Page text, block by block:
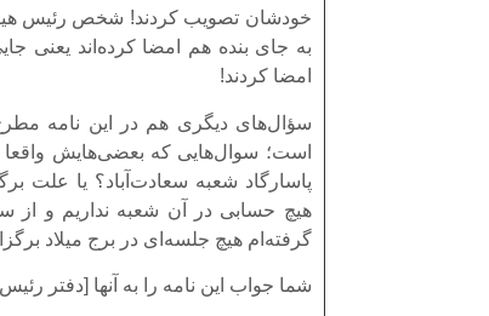
خودشان تصویب کردند! شخص رئیس هیئت
به جای بنده هم امضا کرده‌اند یعنی
امضا کردند!
سؤال‌های دیگری هم در این نامه
است؛ سوال‌هایی که بعضی‌هایش واقعا
پاسارگاد شعبه سعادت‌آباد؟ یا علت
گرفته‌ام هیچ جلسه‌ای در برج میلاد
شما جواب این نامه را به آنها [دفتر